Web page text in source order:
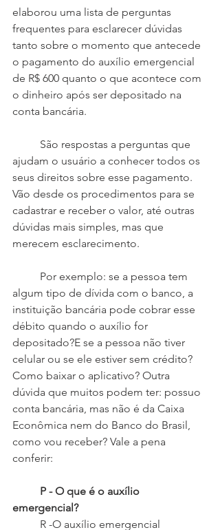
elaborou uma lista de perguntas
frequentes para esclarecer dúvidas
tanto sobre o momento que antecede
o pagamento do auxílio emergencial
de R$ 600 quanto o que acontece com
o dinheiro após ser depositado na
conta bancária.
ajudam o usuário a conhecer todos os
seus direitos sobre esse pagamento.
Vão desde os procedimentos para se
cadastrar e receber o valor, até outras
dúvidas mais simples, mas que
merecem esclarecimento.
algum tipo de dívida com o banco, a
instituição bancária pode cobrar esse
débito quando o auxílio for
depositado?E se a pessoa não tiver
celular ou se ele estiver sem crédito?
Como baixar o aplicativo? Outra
dúvida que muitos podem ter: possuo
conta bancária, mas não é da Caixa
Econômica nem do Banco do Brasil,
como vou receber? Vale a pena
conferir:
P - O que é o auxílio
emergencial?